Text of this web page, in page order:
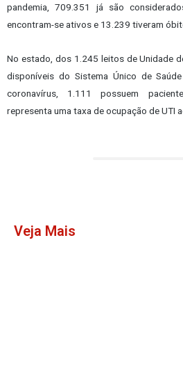
pandemia, 709.351 já são
encontram-se ativos e 13.239 tiveram
No estado, dos 1.245 leitos de Unidade
disponíveis do Sistema Único de
coronavírus, 1.111 possuem
representa uma taxa de ocupação de UTI
Veja Mais